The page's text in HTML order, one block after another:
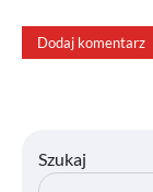
Szukaj